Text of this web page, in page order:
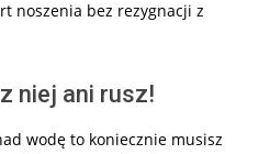
noszenia bez rezygnacji z
niej ani rusz!
wodę to koniecznie musisz